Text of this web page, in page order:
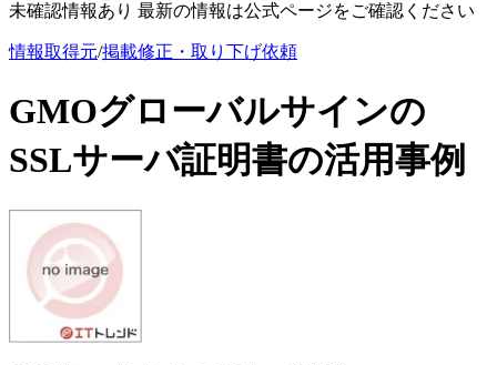
未確認情報あり 最新の情報は公式ページをご確認ください
情報取得元/掲載修正・取り下げ依頼
GMOグローバルサインの
SSLサーバ証明書の活用事例